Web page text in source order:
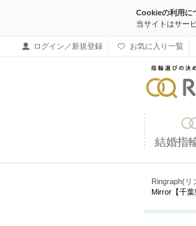
Cookieの利用に
当サイトはサー
ログイン／新規登録 お気に入り一覧
結婚指
Ringraph(リ
Mirror【千葉